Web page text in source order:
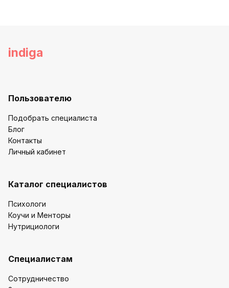
indiga
Пользователю
Подобрать специалиста
Блог
Контакты
Личный кабинет
Каталог специалистов
Психологи
Коучи и Менторы
Нутрициологи
Специалистам
Сотрудничество